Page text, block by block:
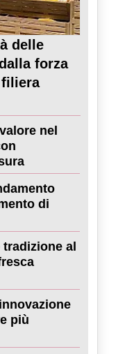
delle
forza
nel
di
al
più